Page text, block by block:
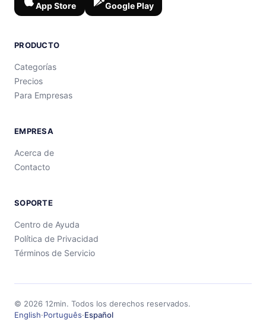
App Store Google Play
PRODUCTO
Categorías
Precios
Para Empresas
EMPRESA
Acerca de
Contacto
SOPORTE
Centro de Ayuda
Política de Privacidad
Términos de Servicio
© 2026 12min. Todos los derechos reservados.
English·Português·Español